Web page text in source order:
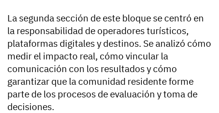
La segunda sección de este bloque se centró en
la responsabilidad de operadores turísticos,
plataformas digitales y destinos. Se analizó cómo
medir el impacto real, cómo vincular la
comunicación con los resultados y cómo
garantizar que la comunidad residente forme
parte de los procesos de evaluación y toma de
decisiones.